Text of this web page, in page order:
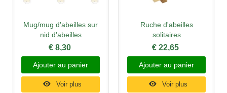
Mug/mug d'abeilles sur
nid d'abeilles
€ 8,30
Ajouter au panier
Voir plus
Ruche d'abeilles
solitaires
€ 22,65
Ajouter au panier
Voir plus